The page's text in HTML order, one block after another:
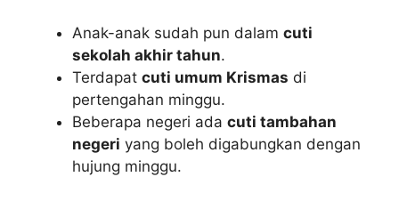
Anak-anak sudah pun dalam cuti
sekolah akhir tahun.
Terdapat cuti umum Krismas di
pertengahan minggu.
Beberapa negeri ada cuti tambahan
negeri yang boleh digabungkan dengan
hujung minggu.